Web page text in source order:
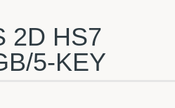
2D HS7
5-KEY